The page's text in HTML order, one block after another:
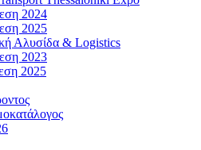
2024
2025
Αλυσίδα & Logistics
2023
2025